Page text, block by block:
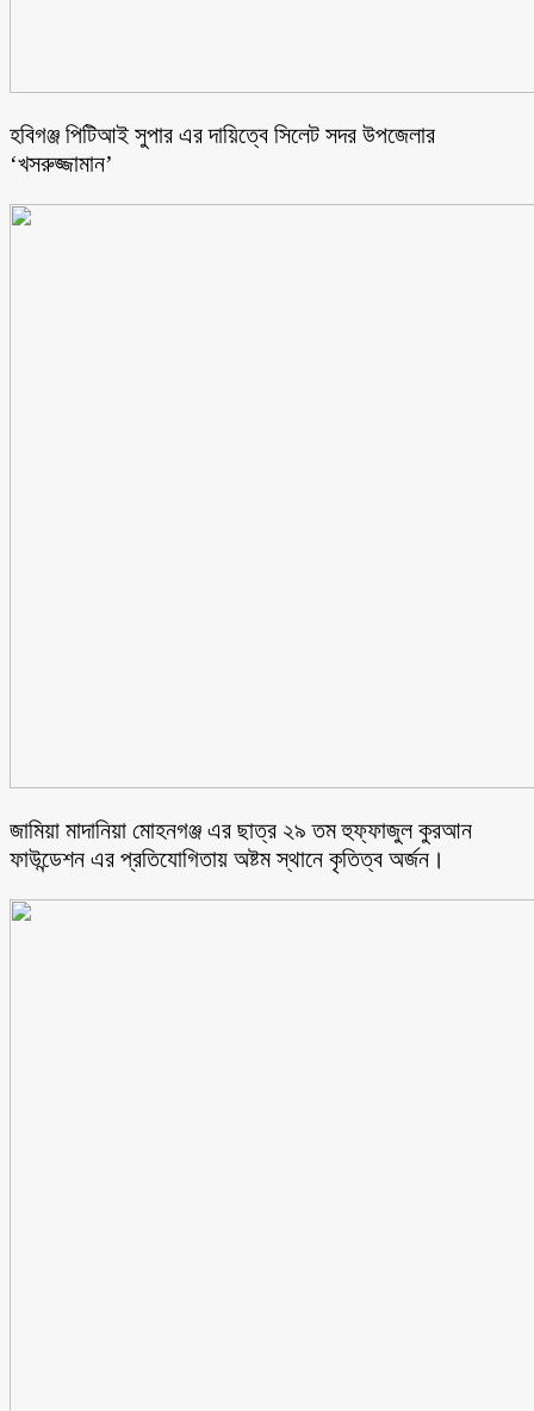
হবিগঞ্জ পিটিআই সুপার এর দায়িত্বে সিলেট সদর উপজেলার
‘খসরুজ্জামান’
জামিয়া মাদানিয়া মোহনগঞ্জ এর ছাত্র ২৯ তম হুফ্ফাজুল কুরআন
ফাউন্ডেশন এর প্রতিযোগিতায় অষ্টম স্থানে কৃতিত্ব অর্জন।